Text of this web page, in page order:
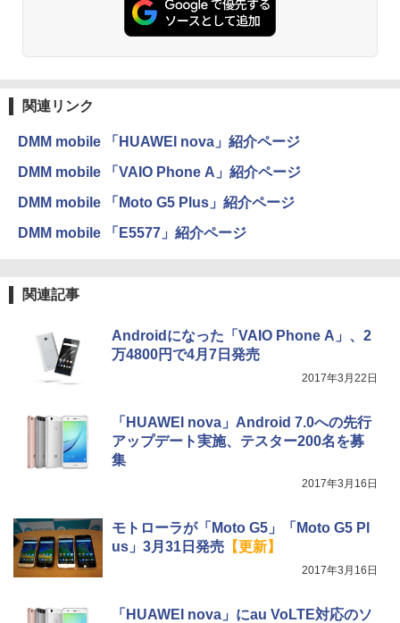
関連リンク
DMM mobile 「HUAWEI nova」紹介ページ
DMM mobile 「VAIO Phone A」紹介ページ
DMM mobile 「Moto G5 Plus」紹介ページ
DMM mobile 「E5577」紹介ページ
関連記事
Androidになった「VAIO Phone A」、2
万4800円で4月7日発売
2017年3月22日
「HUAWEI nova」Android 7.0への先行
アップデート実施、テスター200名を募
集
2017年3月16日
モトローラが「Moto G5」「Moto G5 Pl
us」3月31日発売【更新】
2017年3月16日
「HUAWEI nova」にau VoLTE対応のソ